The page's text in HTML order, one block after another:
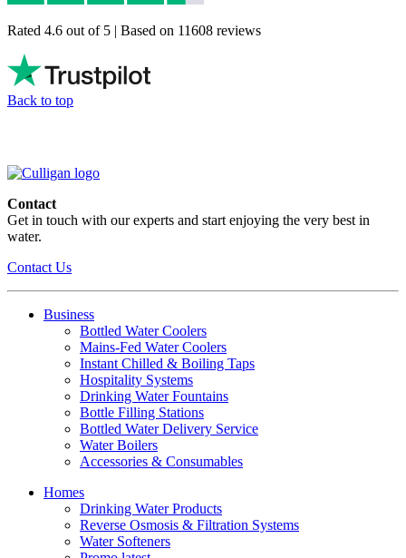
Rated 4.6 out of 5 | Based on 11608 reviews
Back to top
Contact
Get in touch with our experts and start enjoying the very best in
water.
Contact Us
Business
Bottled Water Coolers
Mains-Fed Water Coolers
Instant Chilled & Boiling Taps
Hospitality Systems
Drinking Water Fountains
Bottle Filling Stations
Bottled Water Delivery Service
Water Boilers
Accessories & Consumables
Homes
Drinking Water Products
Reverse Osmosis & Filtration Systems
Water Softeners